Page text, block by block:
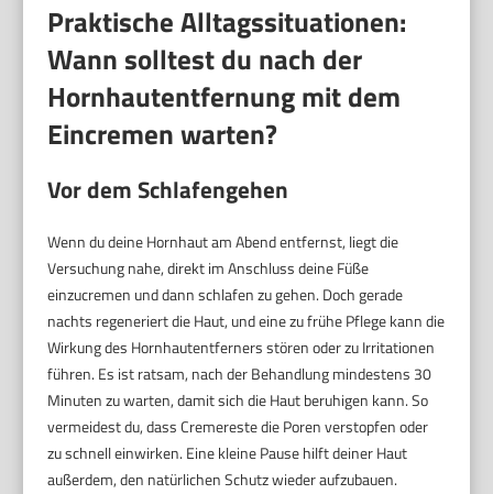
Praktische Alltagssituationen:
Wann solltest du nach der
Hornhautentfernung mit dem
Eincremen warten?
Vor dem Schlafengehen
Wenn du deine Hornhaut am Abend entfernst, liegt die
Versuchung nahe, direkt im Anschluss deine Füße
einzucremen und dann schlafen zu gehen. Doch gerade
nachts regeneriert die Haut, und eine zu frühe Pflege kann die
Wirkung des Hornhautentferners stören oder zu Irritationen
führen. Es ist ratsam, nach der Behandlung mindestens 30
Minuten zu warten, damit sich die Haut beruhigen kann. So
vermeidest du, dass Cremereste die Poren verstopfen oder
zu schnell einwirken. Eine kleine Pause hilft deiner Haut
außerdem, den natürlichen Schutz wieder aufzubauen.